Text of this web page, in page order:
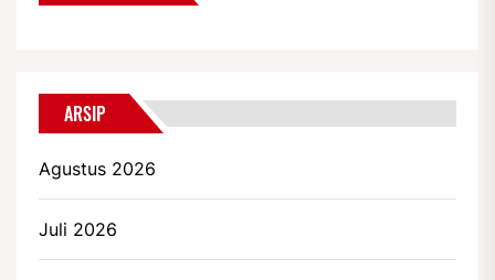
ARSIP
Agustus 2026
Juli 2026